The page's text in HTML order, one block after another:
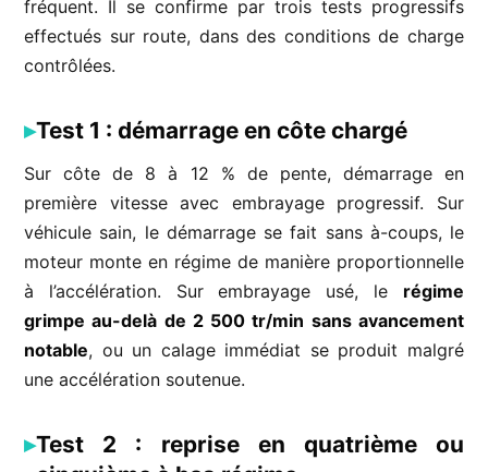
fréquent. Il se confirme par trois tests progressifs
effectués sur route, dans des conditions de charge
contrôlées.
Test 1 : démarrage en côte chargé
Sur côte de 8 à 12 % de pente, démarrage en
première vitesse avec embrayage progressif. Sur
véhicule sain, le démarrage se fait sans à-coups, le
moteur monte en régime de manière proportionnelle
à l’accélération. Sur embrayage usé, le régime
grimpe au-delà de 2 500 tr/min sans avancement
notable, ou un calage immédiat se produit malgré
une accélération soutenue.
Test 2 : reprise en quatrième ou